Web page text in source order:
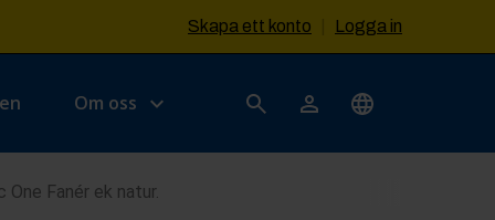
Skapa ett konto Logga in
Om oss
One Fanér ek natur.